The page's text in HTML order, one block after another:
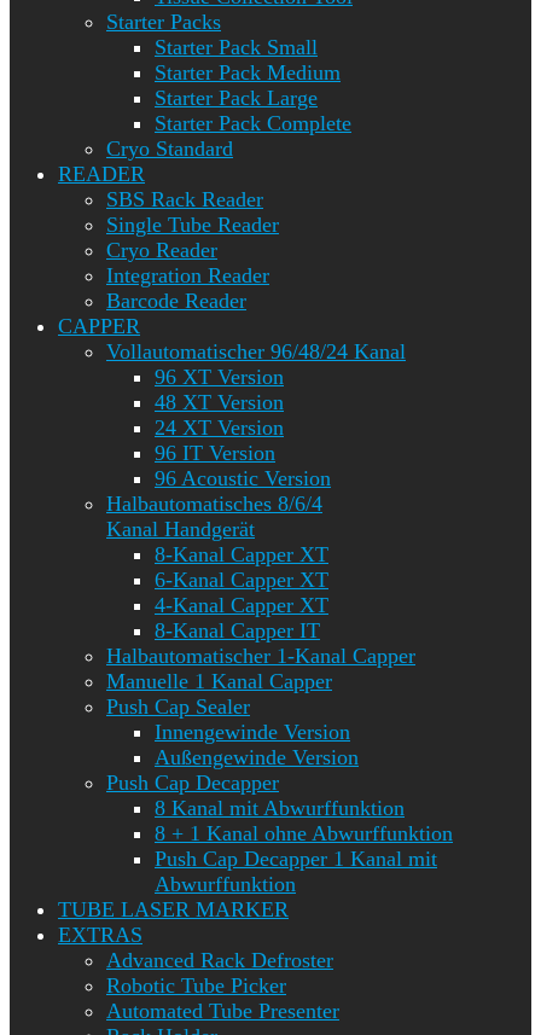
Starter Packs
Starter Pack Small
Starter Pack Medium
Starter Pack Large
Starter Pack Complete
Cryo Standard
READER
SBS Rack Reader
Single Tube Reader
Cryo Reader
Integration Reader
Barcode Reader
CAPPER
Vollautomatischer 96/48/24 Kanal
96 XT Version
48 XT Version
24 XT Version
96 IT Version
96 Acoustic Version
Halbautomatisches 8/6/4
Kanal Handgerät
8-Kanal Capper XT
6-Kanal Capper XT
4-Kanal Capper XT
8-Kanal Capper IT
Halbautomatischer 1-Kanal Capper
Manuelle 1 Kanal Capper
Push Cap Sealer
Innengewinde Version
Außengewinde Version
Push Cap Decapper
8 Kanal mit Abwurffunktion
8 + 1 Kanal ohne Abwurffunktion
Push Cap Decapper 1 Kanal mit
Abwurffunktion
TUBE LASER MARKER
EXTRAS
Advanced Rack Defroster
Robotic Tube Picker
Automated Tube Presenter